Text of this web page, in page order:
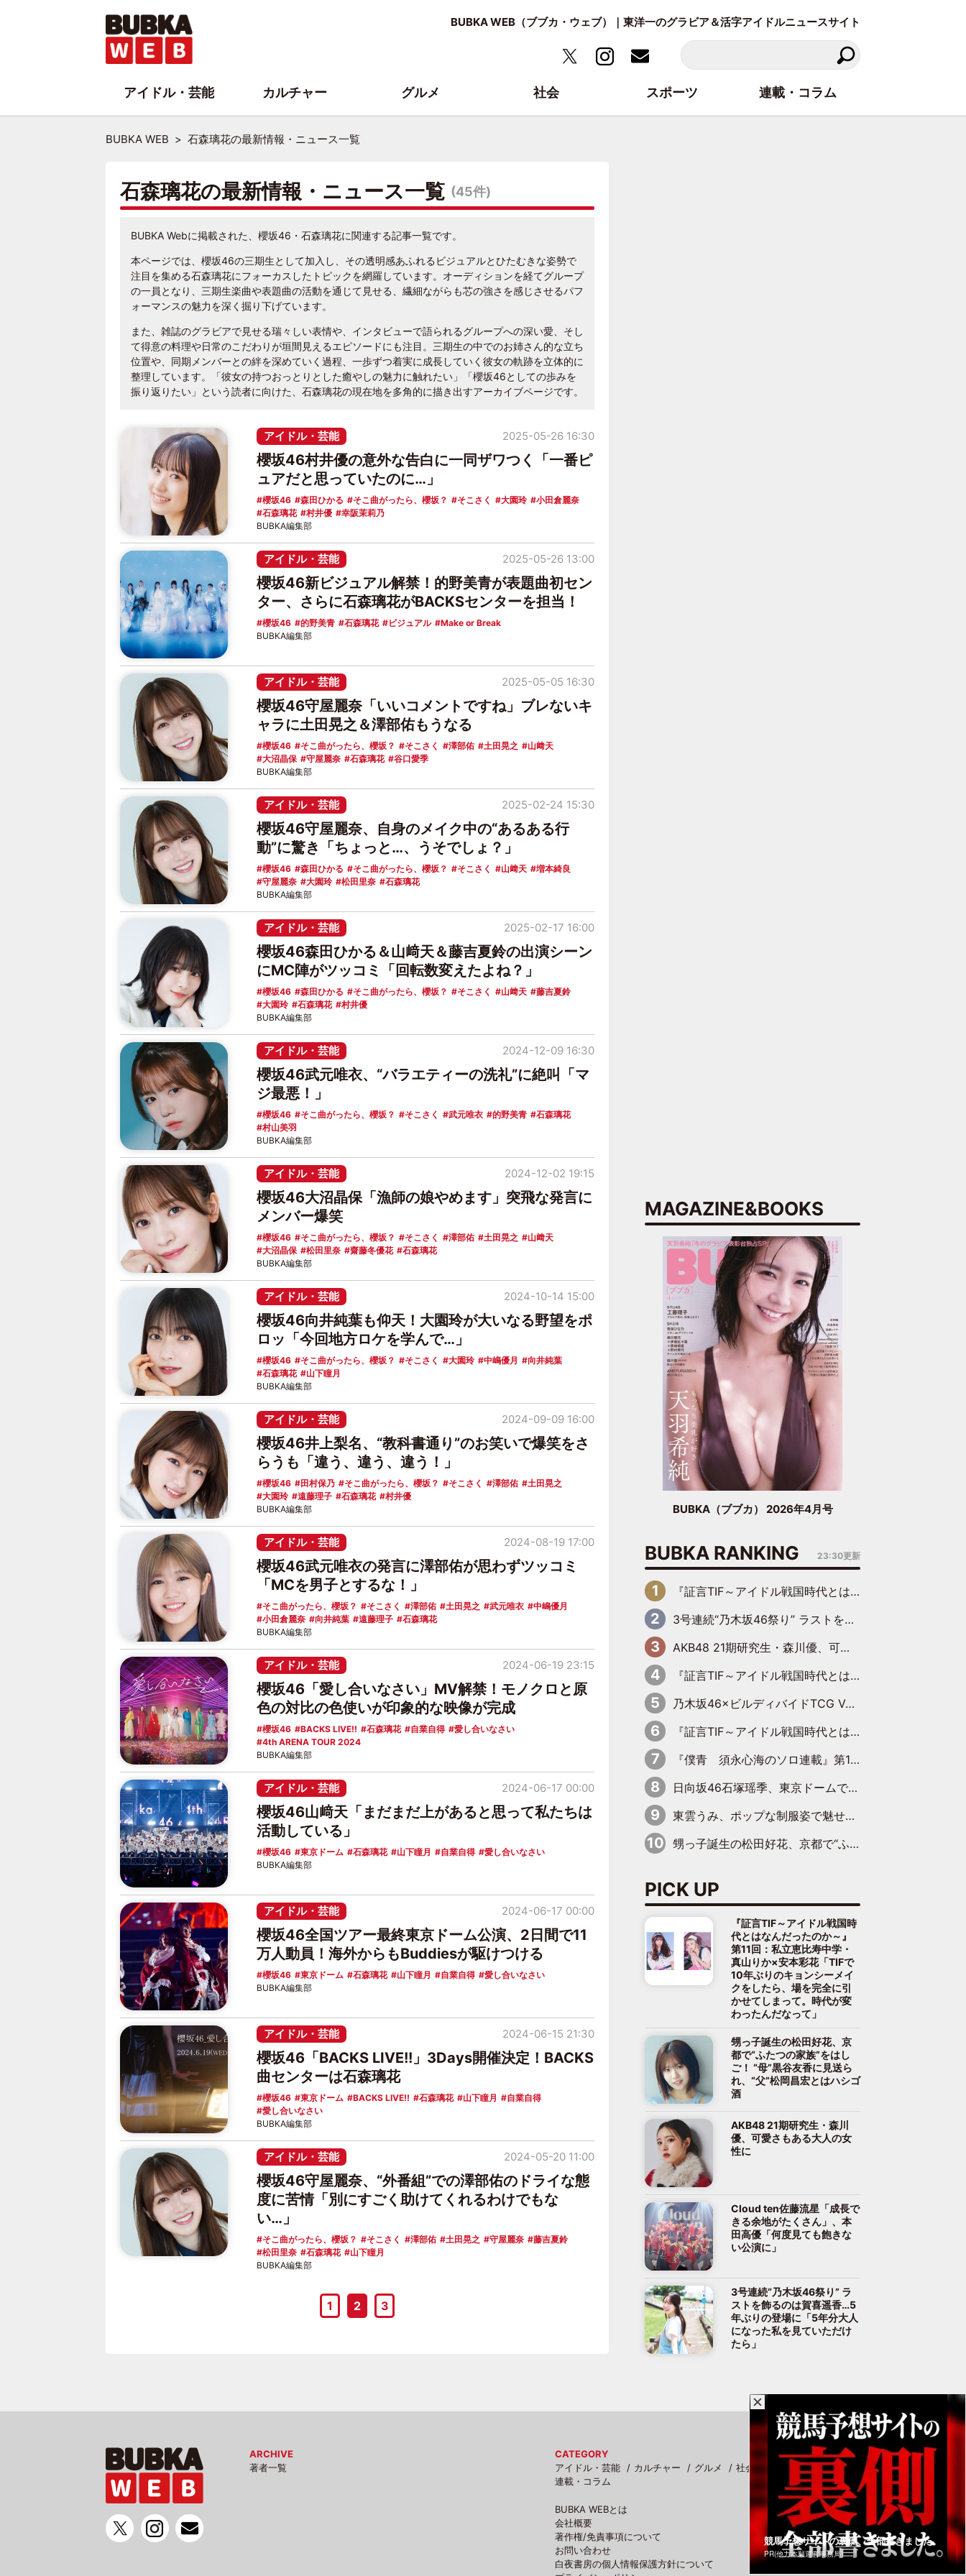
BUBKA WEB（ブブカ・ウェブ）｜東洋一のグラビア＆活字アイドルニュースサイト
BUBKA WEB 石森璃花の最新情報・ニュース一覧
石森璃花の最新情報・ニュース一覧 (45件)
BUBKA Webに掲載された、櫻坂46・石森璃花に関連する記事一覧です。
本ページでは、櫻坂46の三期生として加入し、その透明感あふれるビジュアルとひたむきな姿勢で
注目を集める石森璃花にフォーカスしたトピックを網羅しています。オーディションを経てグループ
の一員となり、三期生楽曲や表題曲の活動を通じて見せる、繊細ながらも芯の強さを感じさせるパフ
ォーマンスの魅力を深く掘り下げています。
また、雑誌のグラビアで見せる瑞々しい表情や、インタビューで語られるグループへの深い愛、そし
て得意の料理や日常のこだわりが垣間見えるエピソードにも注目。三期生の中でのお姉さん的な立ち
位置や、同期メンバーとの絆を深めていく過程、一歩ずつ着実に成長していく彼女の軌跡を立体的に
整理しています。「彼女の持つおっとりとした癒やしの魅力に触れたい」「櫻坂46としての歩みを
振り返りたい」という読者に向けた、石森璃花の現在地を多角的に描き出すアーカイブページです。
アイドル・芸能
櫻坂46村井優の意外な告白に一同ザワつく「一番ピ
ュアだと思っていたのに…」
櫻坂46 森田ひかる そこ曲がったら、櫻坂？ そこさく 大園玲
小田倉麗奈
石森璃花
村井優 幸阪茉莉乃
2025-05-26 16:30
BUBKA編集部
アイドル・芸能
櫻坂46新ビジュアル解禁！的野美青が表題曲初セン
ター、さらに石森璃花がBACKSセンターを担当！
櫻坂46 的野美青 石森璃花 ビジュアル Make or Break
2025-05-26 13:00
BUBKA編集部
アイドル・芸能
櫻坂46守屋麗奈「いいコメントですね」ブレないキ
ャラに土田晃之＆澤部佑もうなる
櫻坂46 そこ曲がったら、櫻坂？ そこさく 澤部佑 土田晃之
山﨑天
大沼晶保
守屋麗奈 石森璃花 谷口愛季
2025-05-05 16:30
BUBKA編集部
アイドル・芸能
櫻坂46守屋麗奈、自身のメイク中の“あるある行
動”に驚き「ちょっと…、うそでしょ？」
櫻坂46 森田ひかる そこ曲がったら、櫻坂？ そこさく 山﨑天
増本綺良
守屋麗奈
大園玲 松田里奈 石森璃花
2025-02-24 15:30
BUBKA編集部
アイドル・芸能
櫻坂46森田ひかる＆山﨑天＆藤吉夏鈴の出演シーン
にMC陣がツッコミ「回転数変えたよね？」
櫻坂46 森田ひかる そこ曲がったら、櫻坂？ そこさく 山﨑天
藤吉夏鈴
大園玲
石森璃花 村井優
2025-02-17 16:00
BUBKA編集部
アイドル・芸能
櫻坂46武元唯衣、“バラエティーの洗礼”に絶叫「マ
ジ最悪！」
櫻坂46 そこ曲がったら、櫻坂？ そこさく 武元唯衣 的野美青
石森璃花
村山美羽
2024-12-09 16:30
BUBKA編集部
アイドル・芸能
櫻坂46大沼晶保「漁師の娘やめます」突飛な発言に
メンバー爆笑
櫻坂46 そこ曲がったら、櫻坂？ そこさく 澤部佑 土田晃之
山﨑天
大沼晶保
松田里奈 齋藤冬優花 石森璃花
2024-12-02 19:15
BUBKA編集部
アイドル・芸能
櫻坂46向井純葉も仰天！大園玲が大いなる野望をポ
ロッ「今回地方ロケを学んで…」
櫻坂46 そこ曲がったら、櫻坂？ そこさく 大園玲 中嶋優月
向井純葉
石森璃花
山下瞳月
2024-10-14 15:00
BUBKA編集部
アイドル・芸能
櫻坂46井上梨名、“教科書通り”のお笑いで爆笑をさ
らうも「違う、違う、違う！」
櫻坂46 田村保乃 そこ曲がったら、櫻坂？ そこさく 澤部佑
土田晃之
大園玲
遠藤理子 石森璃花 村井優
2024-09-09 16:00
BUBKA編集部
アイドル・芸能
櫻坂46武元唯衣の発言に澤部佑が思わずツッコミ
「MCを男子とするな！」
そこ曲がったら、櫻坂？ そこさく 澤部佑 土田晃之 武元唯衣
中嶋優月
小田倉麗奈
向井純葉 遠藤理子 石森璃花
2024-08-19 17:00
BUBKA編集部
アイドル・芸能
櫻坂46「愛し合いなさい」MV解禁！モノクロと原
色の対比の色使いが印象的な映像が完成
櫻坂46 BACKS LIVE!! 石森璃花 自業自得
愛し合いなさい
4th ARENA TOUR 2024
2024-06-19 23:15
BUBKA編集部
アイドル・芸能
櫻坂46山﨑天「まだまだ上があると思って私たちは
活動している」
櫻坂46 東京ドーム 石森璃花 山下瞳月 自業自得 愛し合いなさい
2024-06-17 00:00
BUBKA編集部
アイドル・芸能
櫻坂46全国ツアー最終東京ドーム公演、2日間で11
万人動員！海外からもBuddiesが駆けつける
櫻坂46 東京ドーム 石森璃花 山下瞳月 自業自得 愛し合いなさい
2024-06-17 00:00
BUBKA編集部
アイドル・芸能
櫻坂46「BACKS LIVE!!」3Days開催決定！BACKS
曲センターは石森璃花
櫻坂46 東京ドーム BACKS LIVE!! 石森璃花 山下瞳月
自業自得
愛し合いなさい
2024-06-15 21:30
BUBKA編集部
アイドル・芸能
櫻坂46守屋麗奈、“外番組”での澤部佑のドライな態
度に苦情「別にすごく助けてくれるわけでもな
い…」
そこ曲がったら、櫻坂？ そこさく 澤部佑 土田晃之 守屋麗奈
藤吉夏鈴
松田里奈
石森璃花 山下瞳月
2024-05-20 11:00
BUBKA編集部
1 2 3
MAGAZINE&BOOKS
BUBKA（ブブカ） 2026年4月号
BUBKA RANKING 23:30更新
『証言TIF～アイドル戦国時代とはなんだったのか～』第6回：でんぱ組.inc・古川未鈴×相沢梨紗「『ハロプロやりたかったな』って言ったら、夢眠ねむさんに『てめえはでんぱ組．incなんだよ！』って肩パンされて(笑)」
3号連続“乃木坂46祭り” ラストを飾るのは賀喜遥香…5年ぶりの登場に「5年分大人になった私を見ていただけたら」
AKB48 21期研究生・森川優、可愛さもある大人の女性に
『証言TIF～アイドル戦国時代とはなんだったのか～』第10回：さくら学院・武藤彩未×飯田らうら「正直、中3で辞めるというのを信じてなくて。そう言われてはいたけど、嘘でしょって」
乃木坂46×ビルディバイドTCG Vol.2公開 賀喜遥香＆田村真佑が『京まふ』ステージに登壇
『証言TIF～アイドル戦国時代とはなんだったのか～』第11回：私立恵比寿中学・真山りか×安本彩花「TIFで10年ぶりのキョンシーメイクをしたら、場を完全に引かせてしまって。時代が変わったんだなって」
『僕青 須永心海のソロ連載』第18回：「バーゲンセールハンターみうな inしまむら」編
日向坂46石塚瑶季、東京ドームで“観戦バレ”！ ナイツ・塙も認めた「巨人に詳しすぎるアイドル」は元VENUSスクール生で杉内コーチ推し⁉
東雲うみ、ポップな制服姿で魅せる“東雲グリーン”の正体
甥っ子誕生の松田好花、京都で“ふたつの家族”をはしご！ “母”黒谷友香に見送られ、“父”松岡昌宏とはハシゴ酒
PICK UP
『証言TIF～アイドル戦国時
代とはなんだったのか～』
第11回：私立恵比寿中学・
真山りか×安本彩花「TIFで
10年ぶりのキョンシーメイ
クをしたら、場を完全に引
かせてしまって。時代が変
わったんだなって」
甥っ子誕生の松田好花、京
都で“ふたつの家族”をはし
ご！ “母”黒谷友香に見送ら
れ、“父”松岡昌宏とはハシゴ
酒
AKB48 21期研究生・森川
優、可愛さもある大人の女
性に
Cloud ten佐藤流星「成長で
きる余地がたくさん」、本
田高優「何度見ても飽きな
い公演に」
3号連続“乃木坂46祭り” ラ
ストを飾るのは賀喜遥香…5
年ぶりの登場に「5年分大人
になった私を見ていただけ
たら」
ARCHIVE
著者一覧
CATEGORY
アイドル・芸能
カルチャー グルメ 社会
スポーツ
連載・コラム
BUBKA WEBとは
会社概要
著作権/免責事項について
お問い合わせ
白夜書房の個人情報保護方針について
アイドル・芸能 カルチャー グルメ 社会 スポーツ 連載・コラム
競馬予想サイトの裏側、全部書きました。
PR(他力本願運営事務局)